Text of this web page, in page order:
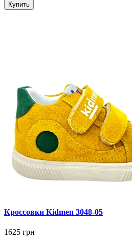
Купить
Кроссовки Kidmen 3048-05
1625 грн